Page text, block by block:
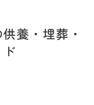
養・埋葬・